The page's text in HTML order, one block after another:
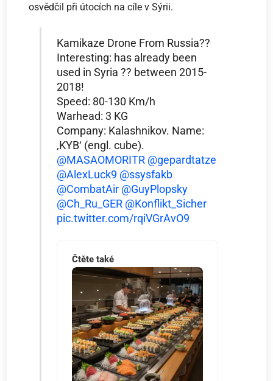
osvědčil při útocích na cíle v Sýrii.
Kamikaze Drone From Russia??
Interesting: has already been
used in Syria ?? between 2015-
2018!
Speed: 80-130 Km/h
Warhead: 3 KG
Company: Kalashnikov. Name:
‚KYB‘ (engl. cube).
@MASAOMORITR @gepardtatze
@AlexLuck9 @ssysfakb
@CombatAir @GuyPlopsky
@Ch_Ru_GER @Konflikt_Sicher
pic.twitter.com/rqiVGrAvO9
Čtěte také